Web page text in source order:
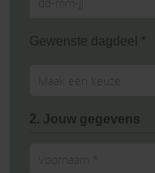
Gewenste dagdeel *
2. Jouw gegevens